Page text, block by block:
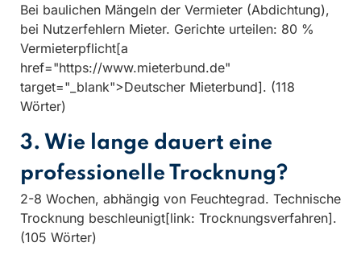
Bei baulichen Mängeln der Vermieter (Abdichtung),
bei Nutzerfehlern Mieter. Gerichte urteilen: 80 %
Vermieterpflicht[a
href="https://www.mieterbund.de"
target="_blank">Deutscher Mieterbund]. (118
Wörter)
3. Wie lange dauert eine
professionelle Trocknung?
2-8 Wochen, abhängig von Feuchtegrad. Technische
Trocknung beschleunigt[link: Trocknungsverfahren].
(105 Wörter)